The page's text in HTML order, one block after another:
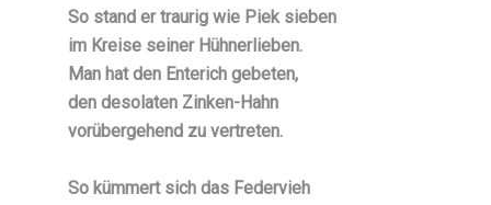
So stand er traurig wie Piek sieben
im Kreise seiner Hühnerlieben.
Man hat den Enterich gebeten,
den desolaten Zinken-Hahn
vorübergehend zu vertreten.
So kümmert sich das Federvieh